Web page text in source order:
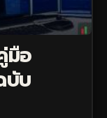
มือ
บับ